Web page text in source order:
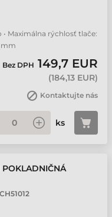
• Maximálna rýchlosť tlače:
mm
Bez DPH 149,7 EUR
(184,13 EUR)
Kontaktujte nás
ks
POKLADNIČNÁ